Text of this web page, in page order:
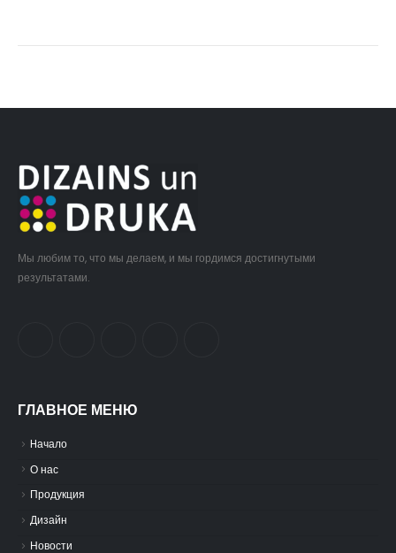
Мы любим то, что мы делаем, и мы гордимся достигнутыми
результатами.
ГЛАВНОЕ МЕНЮ
Hачало
О нас
Продукция
Дизайн
Новости